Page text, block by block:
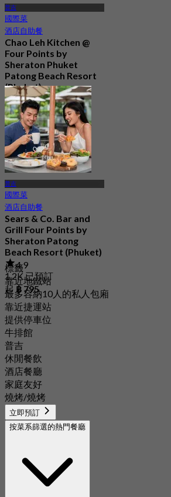
普吉
國際菜
酒店自助餐
Chao Leh Kitchen @
Four Points by
Sheraton Phuket
Patong Beach Resort
(Phuket)
5.0
84 已預訂
起฿ 470
普吉
國際菜
酒店自助餐
Sears & Co. Bar and
Grill Four Points by
Sheraton Patong
Beach Resort (Phuket)
4.9
1.2K 已預訂
起฿ 795
標籤
靠近地鐵站
最多容納10人的私人包廂
靠近捷運站
提供停車位
牛排館
普吉
休閒餐飲
酒店餐廳
家庭友好
燒烤/燒烤
立即預訂
按菜系篩選的熱門餐廳